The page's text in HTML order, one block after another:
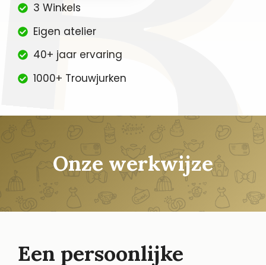
3 Winkels
Eigen atelier
40+ jaar ervaring
1000+ Trouwjurken
Onze werkwijze
Een persoonlijke